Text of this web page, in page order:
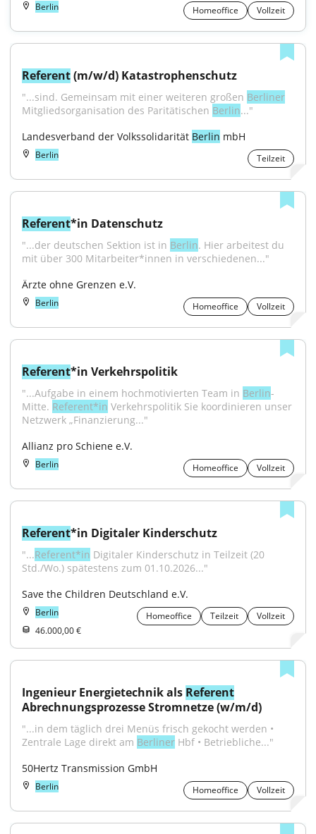
Berlin Homeoffice Vollzeit
Referent (m/w/d) Katastrophenschutz
"...sind. Gemeinsam mit einer weiteren großen Berliner
Mitgliedsorganisation des Paritätischen Berlin..."
Landesverband der Volkssolidarität Berlin mbH
Berlin Teilzeit
Referent*in Datenschutz
"...der deutschen Sektion ist in Berlin. Hier arbeitest du
mit über 300 Mitarbeiter*innen in verschiedenen..."
Ärzte ohne Grenzen e.V.
Berlin Homeoffice Vollzeit
Referent*in Verkehrspolitik
"...Aufgabe in einem hochmotivierten Team in Berlin-
Mitte. Referent*in Verkehrspolitik Sie koordinieren unser
Netzwerk „Finanzierung..."
Allianz pro Schiene e.V.
Berlin Homeoffice Vollzeit
Referent*in Digitaler Kinderschutz
"...Referent*in Digitaler Kinderschutz in Teilzeit (20
Std./Wo.) spätestens zum 01.10.2026..."
Save the Children Deutschland e.V.
Berlin Homeoffice Teilzeit
Vollzeit
46.000,00 €
Ingenieur Energietechnik als Referent
Abrechnungsprozesse Stromnetze (w/m/d)
"...in dem täglich drei Menüs frisch gekocht werden •
Zentrale Lage direkt am Berliner Hbf • Betriebliche..."
50Hertz Transmission GmbH
Berlin Homeoffice Vollzeit